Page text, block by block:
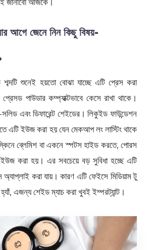
আগে জেনে নিন কিছু বিষয়-
শুনেই হয়তো বোঝা যাচ্ছে এটি প্রেস করা
পাউডার কম্প্যাক্টভাবে কেসে রাখা থাকে।
এবং ডিফারেন্ট শেইডের। লিকুইড ফাউন্ডেশন
এটি ইউজ করা হয় যেন মেকআপ লং লাস্টিং থাকে
ব্লেমিশ বা একনে স্পটস হাইড করতে, পোরস
করা হয়। এর সবচেয়ে বড় সুবিধা হচ্ছে এটি
অ্যাপ্লাই করা যায়। কারণ এটি ফেইসে মিডিয়াম টু
এজন্য শেইড ম্যাচ করা খুবই ইম্পরট্যান্ট।